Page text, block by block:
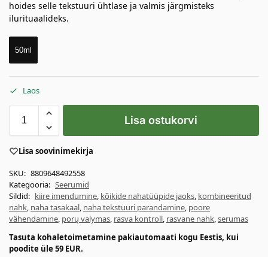
hoides selle tekstuuri ühtlase ja valmis järgmisteks
ilurituaalideks.
50ml
Laos
Lisa ostukorvi
Lisa soovinimekirja
SKU: 8809648492558
Kategooria: Seerumid
Sildid: kiire imendumine, kõikide nahatüüpide jaoks, kombineeritud
nahk, naha tasakaal, naha tekstuuri parandamine, poore
vähendamine, porų valymas, rasva kontroll, rasvane nahk,serumas
Tasuta kohaletoimetamine pakiautomaati kogu Eestis, kui
poodite üle 59 EUR.